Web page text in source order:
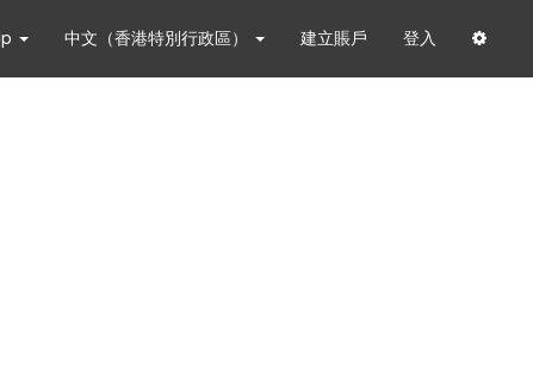
中文（香港特別行政區） 建立賬戶 登入